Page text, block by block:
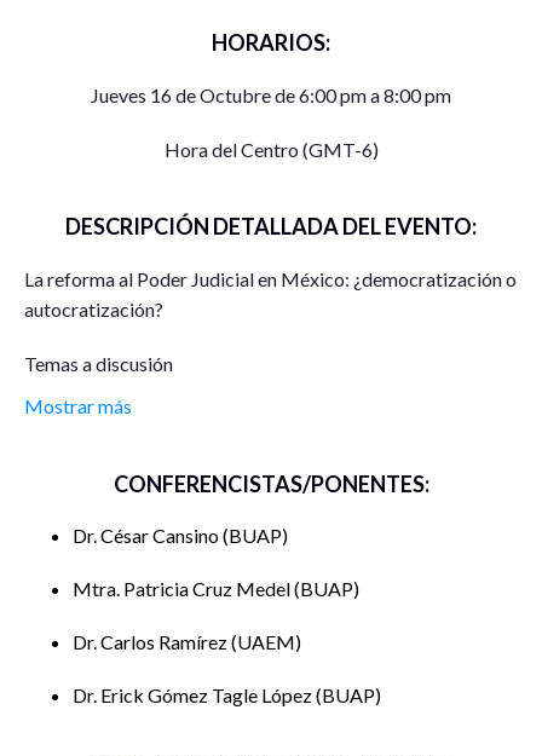
HORARIOS:
Jueves 16 de Octubre de 6:00 pm a 8:00 pm
Hora del Centro (GMT-6)
DESCRIPCIÓN DETALLADA DEL EVENTO:
La reforma al Poder Judicial en México: ¿democratización o
autocratización?
Temas a discusión
PRIMERA PARTE: LINEAMIENTOS CONCEPTUALES
Democracia y equilibrio de poderes
Democratización y autocratización
SEGUNDA PARTE: PASADO Y PRESENTE DEL PODER
Mostrar más
CONFERENCISTAS/PONENTES:
Dr. César Cansino BUAP
Mtra. Patricia Cruz Medel BUAP
Dr. Carlos Ramírez UAEM
Dr. Erick Gómez Tagle López BUAP